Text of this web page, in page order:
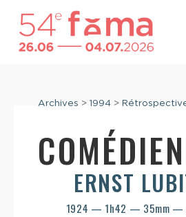
Archives > 1994 >
ERNST
1924 — 1h42 — 35mm —